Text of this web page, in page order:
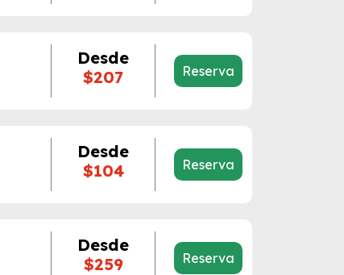
Desde
$207
Reserva
Desde
$104
Reserva
Desde
$259
Reserva